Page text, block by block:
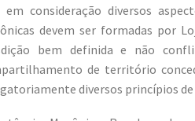
em consideração diversos
devem ser formadas por
bem definida e não
de território
diversos princípios